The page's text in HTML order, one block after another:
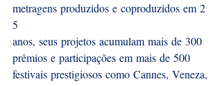
metragens produzidos e coproduzidos em 2
5
anos, seus projetos acumulam mais de 300
prêmios e participações em mais de 500
festivais prestigiosos como Cannes, Veneza,